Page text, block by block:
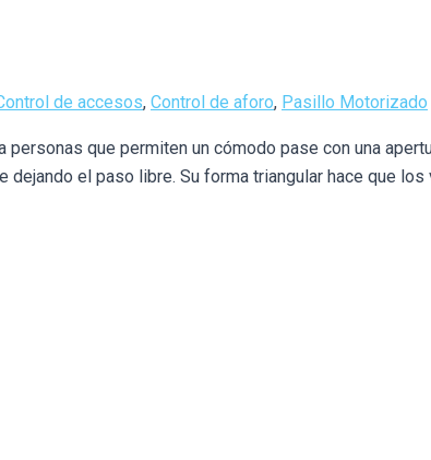
de accesos, Control de aforo, Pasillo Motorizado
que permiten un cómodo pase con una
el paso libre. Su forma triangular hace que